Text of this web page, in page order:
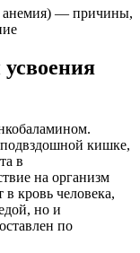
анемия) — причины,
кишке,
в
на организм
в кровь человека,
но и
по